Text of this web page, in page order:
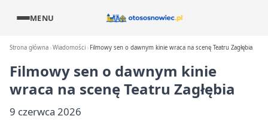
MENU
Strona główna Wiadomości Filmowy sen o dawnym kinie wraca na scenę Teatru Zagłębia
Filmowy sen o dawnym kinie
wraca na scenę Teatru Zagłębia
9 czerwca 2026